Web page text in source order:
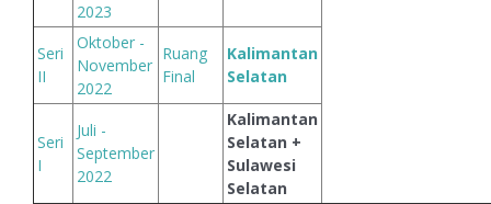
2023
Seri
II
Oktober -
November
2022
Ruang
Final
Kalimantan
Selatan
Seri
I
Juli -
September
2022
Kalimantan
Selatan +
Sulawesi
Selatan